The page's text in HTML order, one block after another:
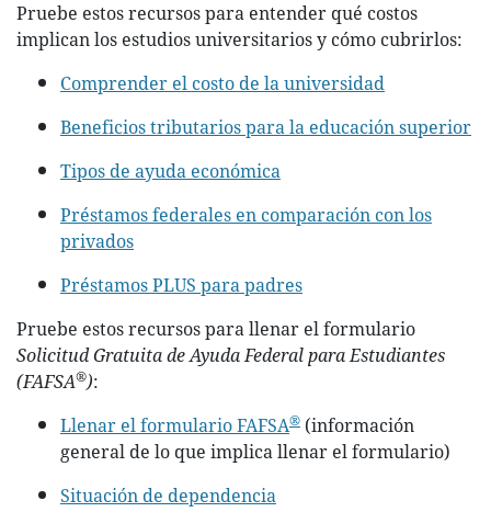
Pruebe estos recursos para entender qué costos
implican los estudios universitarios y cómo cubrirlos:
Comprender el costo de la universidad
Beneficios tributarios para la educación superior
Tipos de ayuda económica
Préstamos federales en comparación con los
privados
Préstamos PLUS para padres
Pruebe estos recursos para llenar el formulario
Solicitud Gratuita de Ayuda Federal para Estudiantes
(FAFSA®):
Llenar el formulario FAFSA® (información
general de lo que implica llenar el formulario)
Situación de dependencia